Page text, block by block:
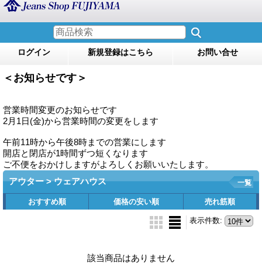
ログイン 新規登録はこちら お問い合せ
＜お知らせです＞
営業時間変更のお知らせです
2月1日(金)から営業時間の変更をします
午前11時から午後8時までの営業にします
開店と閉店が1時間ずつ短くなります
ご不便をおかけしますがよろしくお願いいたします。
アウター > ウェアハウス
一覧
おすすめ順 価格の安い順 売れ筋順
表示件数:
該当商品はありません